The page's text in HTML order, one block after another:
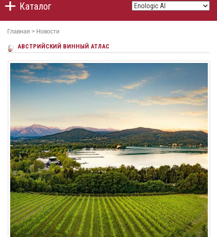
Каталог
Главная > Новости
АВСТРИЙСКИЙ ВИННЫЙ АТЛАС